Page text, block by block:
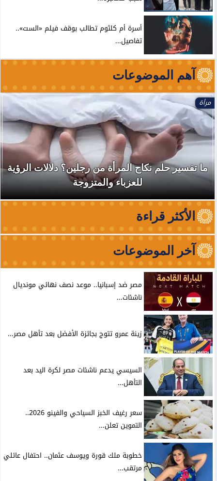
أسرة أم كلثوم تطالب بوقف فيلم «الست»..
تفاصيل...
آهم الموضوعات
مرأة
ما تفسير حلم نكاح المرأة من رجلين؟ دلالات الرؤية
للعزباء والمتزوجة
الأكثر قراءة
آخر الموضوعات
مصر ضد إسبانيا.. موعد نصف نهائي مونديال
ناشئات...
زينة عمرو تتوج بجائزة الأفضل بعد تأهل مصر...
السيسي يدعم ناشئات مصر لكرة اليد بعد
التأهل...
سعر رغيف الخبز السياحي والفينو 2026..
التموين تعلن...
خطوبة ملك قورة ويوسف عثمان.. احتفال عائلي
مرتقب...